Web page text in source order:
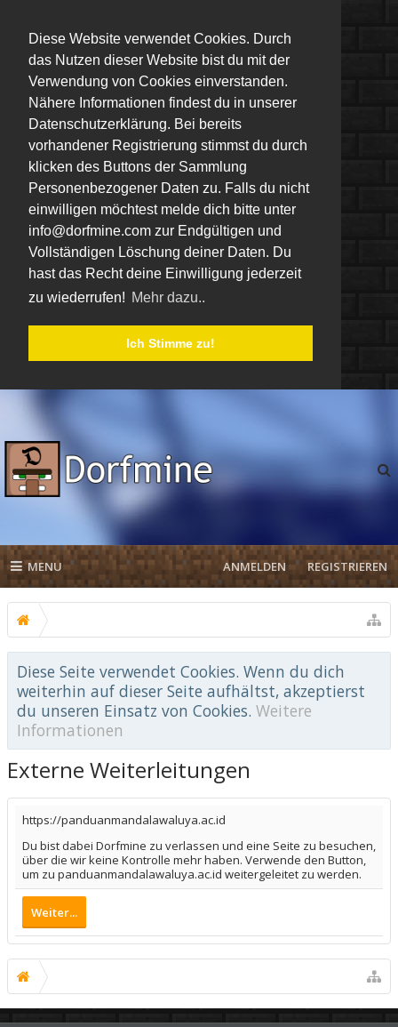
Diese Website verwendet Cookies. Durch
das Nutzen dieser Website bist du mit der
Verwendung von Cookies einverstanden.
Nähere Informationen findest du in unserer
Datenschutzerklärung. Bei bereits
vorhandener Registrierung stimmst du durch
klicken des Buttons der Sammlung
Personenbezogener Daten zu. Falls du nicht
einwilligen möchtest melde dich bitte unter
info@dorfmine.com zur Endgültigen und
Vollständigen Löschung deiner Daten. Du
hast das Recht deine Einwilligung jederzeit
zu wiederrufen! Mehr dazu..
Ich Stimme zu!
MENU ANMELDEN REGISTRIEREN
Diese Seite verwendet Cookies. Wenn du dich
weiterhin auf dieser Seite aufhältst, akzeptierst
du unseren Einsatz von Cookies. Weitere
Informationen
Externe Weiterleitungen
https://panduanmandalawaluya.ac.id
Du bist dabei Dorfmine zu verlassen und eine Seite zu besuchen,
über die wir keine Kontrolle mehr haben. Verwende den Button,
um zu panduanmandalawaluya.ac.id weitergeleitet zu werden.
Weiter...